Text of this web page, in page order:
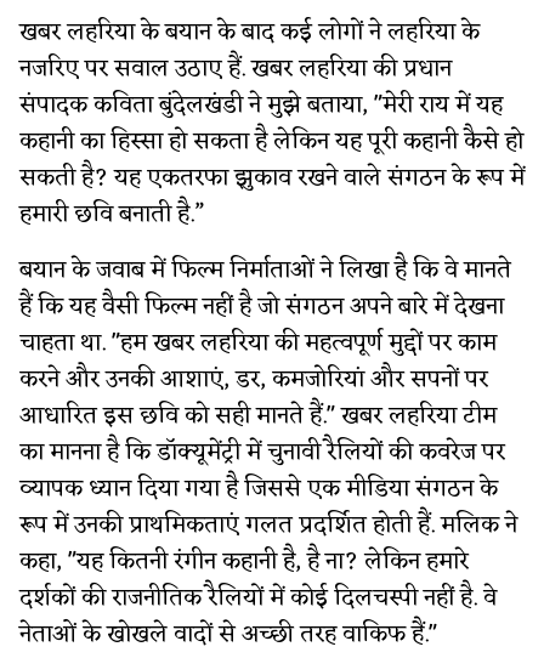
खबर लहरिया के बयान के बाद कई लोगों ने लहरिया के
नजरिए पर सवाल उठाए हैं. खबर लहरिया की प्रधान
संपादक कविता बुंदेलखंडी ने मुझे बताया, "मेरी राय में यह
कहानी का हिस्सा हो सकता है लेकिन यह पूरी कहानी कैसे हो
सकती है? यह एकतरफा झुकाव रखने वाले संगठन के रूप में
हमारी छवि बनाती है.”
बयान के जवाब में फिल्म निर्माताओं ने लिखा है कि वे मानते
हैं कि यह वैसी फिल्म नहीं है जो संगठन अपने बारे में देखना
चाहता था. "हम खबर लहरिया की महत्वपूर्ण मुद्दों पर काम
करने और उनकी आशाएं, डर, कमजोरियां और सपनों पर
आधारित इस छवि को सही मानते हैं." खबर लहरिया टीम
का मानना ​​​​है कि डॉक्यूमेंट्री में चुनावी रैलियों की कवरेज पर
व्यापक ध्यान दिया गया है जिससे एक मीडिया संगठन के
रूप में उनकी प्राथमिकताएं गलत प्रदर्शित होती हैं. मलिक ने
कहा, "यह कितनी रंगीन कहानी है, है ना? लेकिन हमारे
दर्शकों की राजनीतिक रैलियों में कोई दिलचस्पी नहीं है. वे
नेताओं के खोखले वादों से अच्छी तरह वाकिफ हैं."